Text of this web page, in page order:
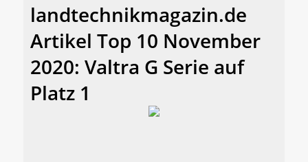
landtechnikmagazin.de
Artikel Top 10 November
2020: Valtra G Serie auf
Platz 1